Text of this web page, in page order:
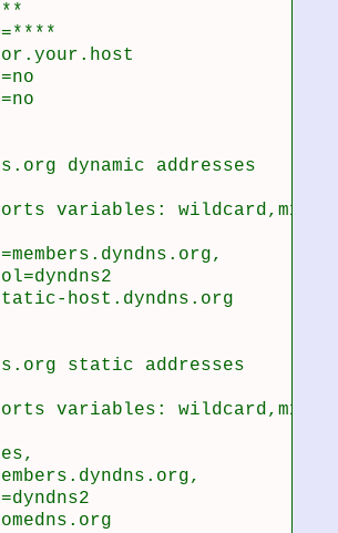
#
#
dynamic addresses
variables:
host.dyndns.org
static addresses
variables: